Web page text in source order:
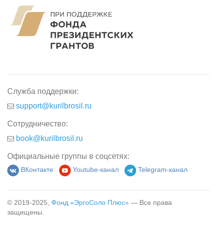
Служба поддержки:
support@kurilbrosil.ru
Сотрудничество:
book@kurilbrosil.ru
Официальные группы в соцсетях:
ВКонтакте Youtube-канал Telegram-канал
© 2019-2025, Фонд «ЭргоСоло Плюс» — Все права
защищены.